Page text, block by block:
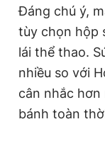
Giấy phép xuất
© 2003-2026 Bản
chép dưới mọi
bản. Phát triển bởi
Đáng chú ý,
tùy chọn hộp
lái thể thao.
nhiều so với
cân nhắc
bánh toàn